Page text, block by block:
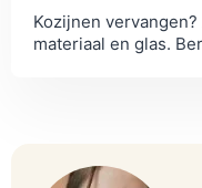
Kozijnen
materiaal en glas.